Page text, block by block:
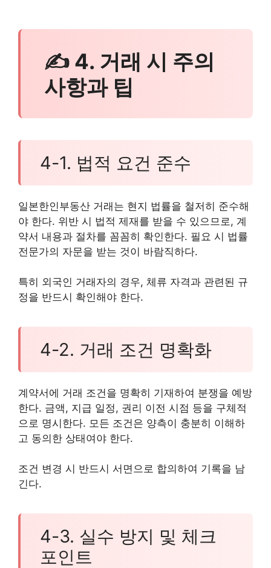
✍ 4. 거래 시 주의
사항과 팁
4-1. 법적 요건 준수
일본한인부동산 거래는 현지 법률을 철저히 준수해
야 한다. 위반 시 법적 제재를 받을 수 있으므로, 계
약서 내용과 절차를 꼼꼼히 확인한다. 필요 시 법률
전문가의 자문을 받는 것이 바람직하다.
특히 외국인 거래자의 경우, 체류 자격과 관련된 규
정을 반드시 확인해야 한다.
4-2. 거래 조건 명확화
계약서에 거래 조건을 명확히 기재하여 분쟁을 예방
한다. 금액, 지급 일정, 권리 이전 시점 등을 구체적
으로 명시한다. 모든 조건은 양측이 충분히 이해하
고 동의한 상태여야 한다.
조건 변경 시 반드시 서면으로 합의하여 기록을 남
긴다.
4-3. 실수 방지 및 체크
포인트